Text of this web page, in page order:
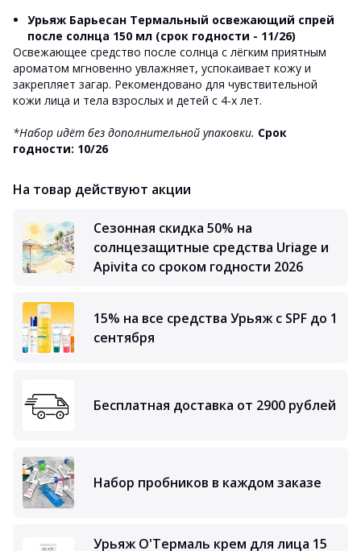
Урьяж Барьесан Термальный освежающий спрей
после солнца 150 мл (срок годности - 11/26)
Освежающее средство после солнца с лёгким приятным
ароматом мгновенно увлажняет, успокаивает кожу и
закрепляет загар. Рекомендовано для чувствительной
кожи лица и тела взрослых и детей с 4-х лет.
*Набор идёт без дополнительной упаковки. Срок
годности: 10/26
На товар действуют акции
Сезонная скидка 50% на
солнцезащитные средства Uriage и
Apivita со сроком годности 2026
15% на все средства Урьяж с SPF до 1
сентября
Бесплатная доставка от 2900 рублей
Набор пробников в каждом заказе
Урьяж О'Термаль крем для лица 15